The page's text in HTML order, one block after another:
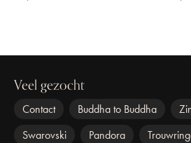
Veel gezocht
Contact Buddha to Buddha
Swarovski
Pandora